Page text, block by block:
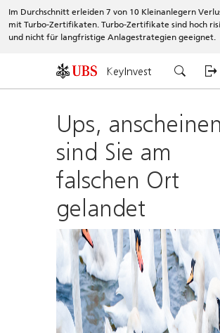
Im Durchschnitt erleiden 7 von 10 Kleinanlegern
mit Turbo-Zertifikaten. Turbo-Zertifikate sind hoch
und nicht für langfristige Anlagestrategien geeignet.
KeyInvest
Ups,
sind Sie am
falschen Ort
gelandet